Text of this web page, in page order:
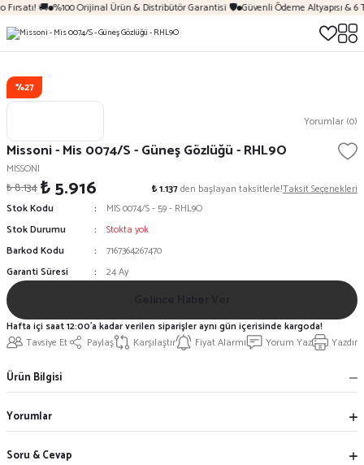
🚚 %100 Orijinal Ürün & Distribütör Garantisi 🛡️ Güvenli Ödeme Altyapısı & 6
%27
Yorumlar (0)
Missoni - Mis 0074/S - Güneş Gözlüğü - RHL9O
MISSONI
₺ 8.134₺ 5.916 ₺ 1.137den başlayan taksitlerle!Taksit Seçenekleri
Stok Kodu
MIS 0074/S - 59 - RHL9O
Stok Durumu
Stokta yok
Barkod Kodu
7167364267470
Garanti Süresi
24 Ay
Tavsiye Et Paylaş Karşılaştır Fiyat Alarmı Yorum Yaz Yazdır
Hafta içi saat 12:00'a kadar verilen siparişler aynı gün içerisinde kargoda!
Ürün Bilgisi
Yorumlar
Soru & Cevap